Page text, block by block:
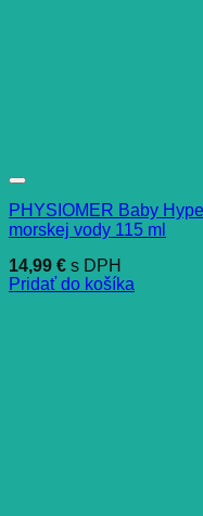
PHYSIOMER Baby
morskej vody 115 ml
14,99 € s DPH
Pridať do košíka